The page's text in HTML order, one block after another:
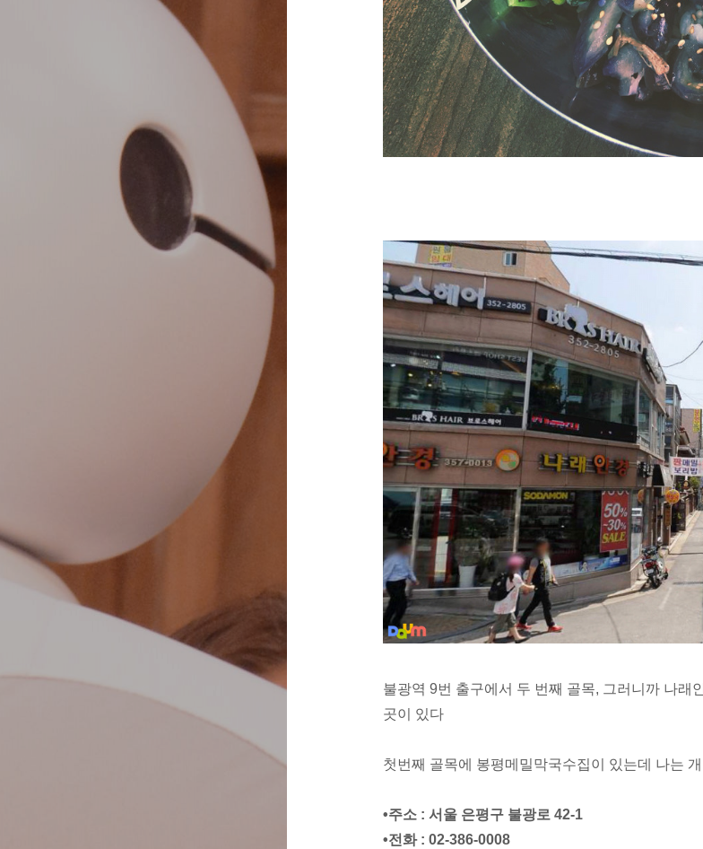
불광역 9번 출구에서 두 번째 골목, 그러니까 나래
곳이 있다
첫번째 골목에 봉평메밀막국수집이 있는데 나는
​•주소 : 서울 은평구 불광로 42-1
•전화 : 02-386-0008